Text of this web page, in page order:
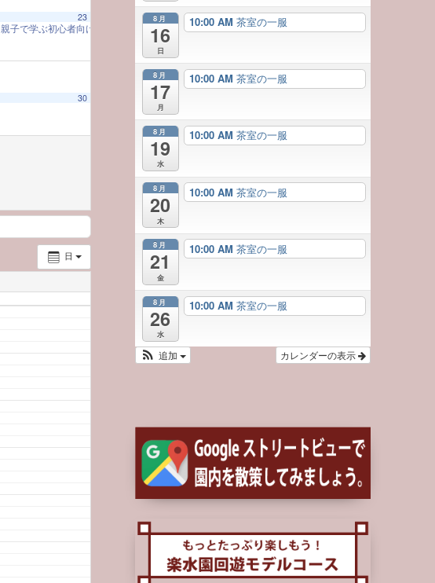
23
親子で学ぶ初心者向け茶道体験教室10:00 AM
30
日
8月
16
日
10:00 AM 茶室の一服
8月
17
月
10:00 AM 茶室の一服
8月
19
水
10:00 AM 茶室の一服
8月
20
木
10:00 AM 茶室の一服
8月
21
金
10:00 AM 茶室の一服
8月
26
水
10:00 AM 茶室の一服
カレンダーの表示
追加